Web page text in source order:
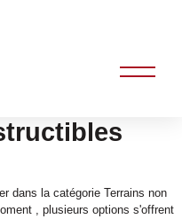
dans la catégorie Terrains non
, plusieurs options s'offrent